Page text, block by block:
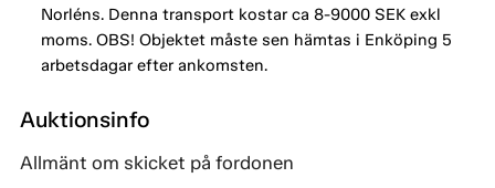
Norléns. Denna transport kostar ca 8-9000 SEK exkl
moms. OBS! Objektet måste sen hämtas i Enköping 5
arbetsdagar efter ankomsten.
Auktionsinfo
Allmänt om skicket på fordonen